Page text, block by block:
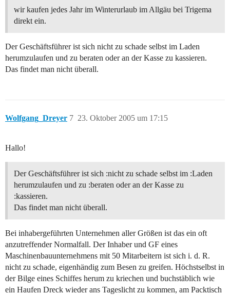
wir kaufen jedes Jahr im Winterurlaub im Allgäu bei Trigema
direkt ein.
Der Geschäftsführer ist sich nicht zu schade selbst im Laden
herumzulaufen und zu beraten oder an der Kasse zu kassieren.
Das findet man nicht überall.
Wolfgang_Dreyer 23. Oktober 2005 um 17:15
7
Hallo!
Der Geschäftsführer ist sich :nicht zu schade selbst im :Laden
herumzulaufen und zu :beraten oder an der Kasse zu
:kassieren.
Das findet man nicht überall.
Bei inhabergeführten Unternehmen aller Größen ist das ein oft
anzutreffender Normalfall. Der Inhaber und GF eines
Maschinenbauunternehmens mit 50 Mitarbeitern ist sich i. d. R.
nicht zu schade, eigenhändig zum Besen zu greifen. Höchstselbst in
der Bilge eines Schiffes herum zu kriechen und buchstäblich wie
ein Haufen Dreck wieder ans Tageslicht zu kommen, am Packtisch